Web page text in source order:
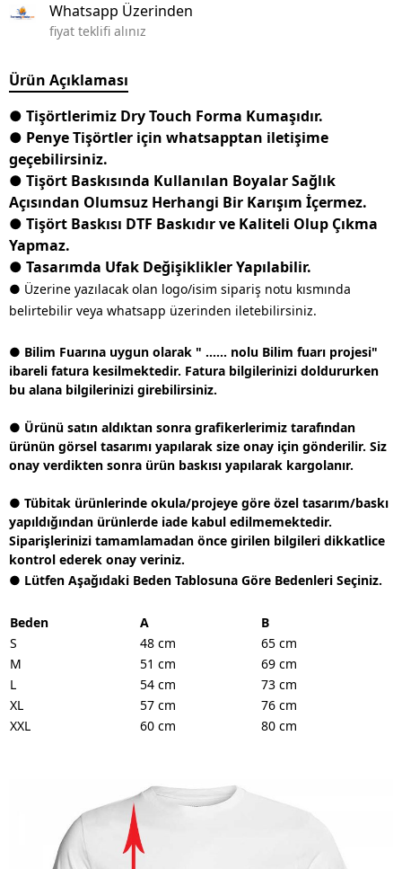
Whatsapp Üzerinden
fiyat teklifi alınız
Ürün Açıklaması
● Tişörtlerimiz Dry Touch Forma Kumaşıdır.
● Penye Tişörtler için whatsapptan iletişime
geçebilirsiniz.
● Tişört Baskısında Kullanılan Boyalar Sağlık
Açısından Olumsuz Herhangi Bir Karışım İçermez.
● Tişört Baskısı DTF Baskıdır ve Kaliteli Olup Çıkma
Yapmaz.
● Tasarımda Ufak Değişiklikler Yapılabilir.
● Üzerine yazılacak olan logo/isim sipariş notu kısmında
belirtebilir veya whatsapp üzerinden iletebilirsiniz.
● Bilim Fuarına uygun olarak " ...... nolu Bilim fuarı projesi"
ibareli fatura kesilmektedir. Fatura bilgilerinizi doldururken
bu alana bilgilerinizi girebilirsiniz.
● Ürünü satın aldıktan sonra grafikerlerimiz tarafından
ürünün görsel tasarımı yapılarak size onay için gönderilir. Siz
onay verdikten sonra ürün baskısı yapılarak kargolanır.
● Tübitak ürünlerinde okula/projeye göre özel tasarım/baskı
yapıldığından ürünlerde iade kabul edilmemektedir.
Siparişlerinizi tamamlamadan önce girilen bilgileri dikkatlice
kontrol ederek onay veriniz.
● Lütfen Aşağıdaki Beden Tablosuna Göre Bedenleri Seçiniz.
Beden A
B
S
48 cm
65 cm
M
51 cm
69 cm
L
54 cm
73 cm
XL
57 cm
76 cm
XXL
60 cm 80 cm